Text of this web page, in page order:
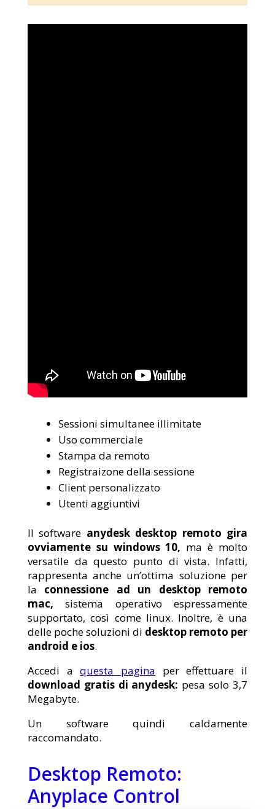
Sessioni simultanee illimitate
Uso commerciale
Stampa da remoto
Registraizone della sessione
Client personalizzato
Utenti aggiuntivi
Il software anydesk desktop remoto gira
ovviamente su windows 10, ma è molto
versatile da questo punto di vista. Infatti,
rappresenta anche un’ottima soluzione per
la connessione ad un desktop remoto
mac,sistema operativo espressamente
supportato, così come linux. Inoltre, è una
delle poche soluzioni di desktop remoto per
android e ios.
Accedi aquesta pagina per effettuare il
download gratis di anydesk: pesa solo 3,7
Megabyte.
Un software quindi caldamente
raccomandato.
Desktop Remoto:
Anyplace Control